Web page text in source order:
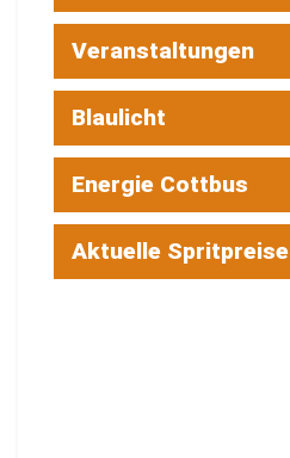
Veranstaltungen
Blaulicht
Energie Cottbus
Aktuelle Spritpreise